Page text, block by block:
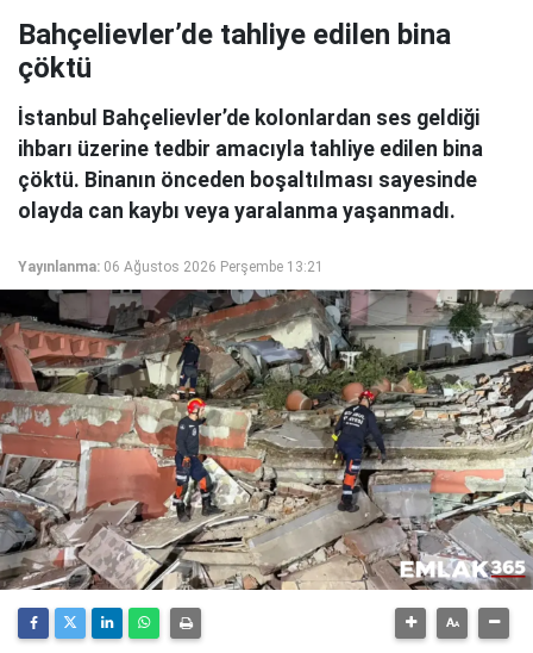
Bahçelievler’de tahliye edilen bina
çöktü
İstanbul Bahçelievler’de kolonlardan ses geldiği
ihbarı üzerine tedbir amacıyla tahliye edilen bina
çöktü. Binanın önceden boşaltılması sayesinde
olayda can kaybı veya yaralanma yaşanmadı.
Yayınlanma: 06 Ağustos 2026 Perşembe 13:21